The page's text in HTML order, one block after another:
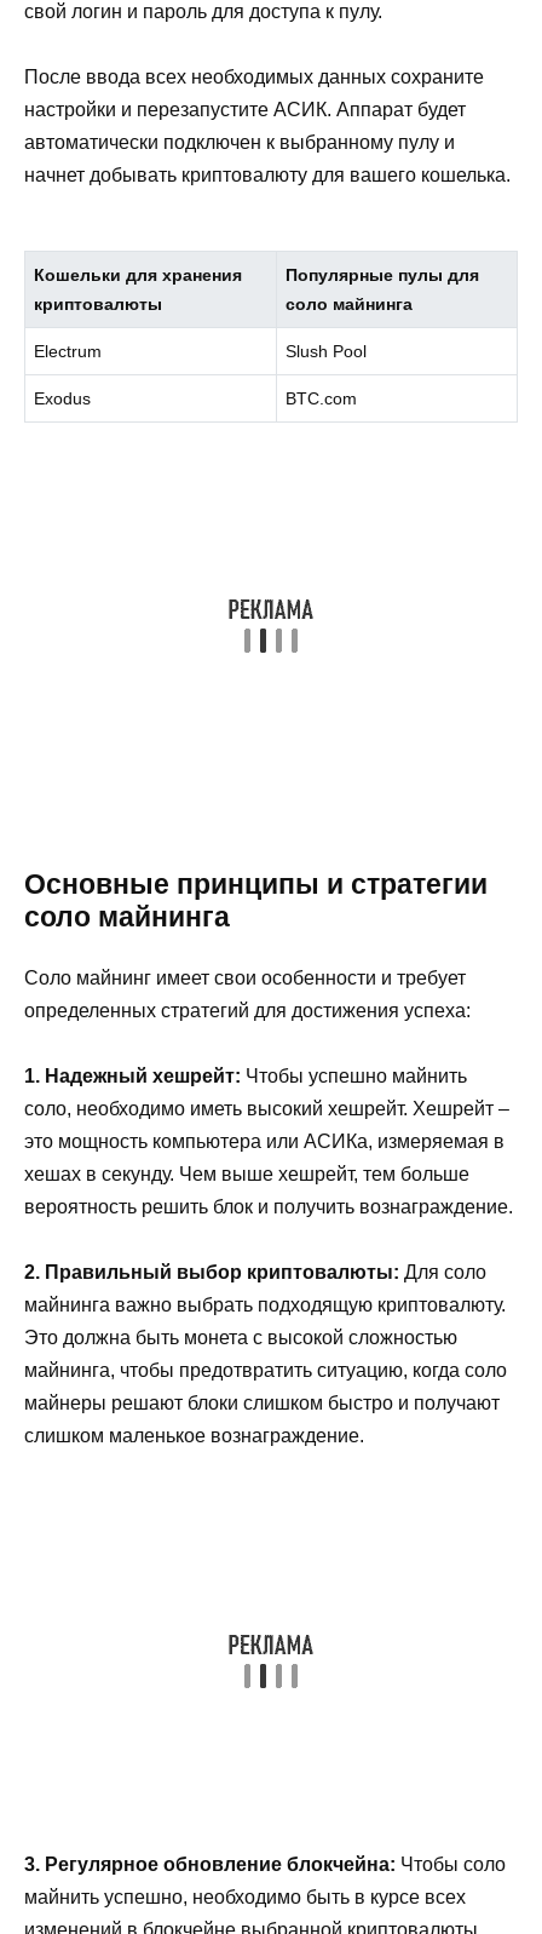
свой логин и пароль для доступа к пулу.
После ввода всех необходимых данных сохраните
настройки и перезапустите АСИК. Аппарат будет
автоматически подключен к выбранному пулу и
начнет добывать криптовалюту для вашего кошелька.
Кошельки для хранения
криптовалюты
Популярные пулы для
соло майнинга
Electrum Slush Pool
Exodus BTC.com
Основные принципы и стратегии
соло майнинга
Соло майнинг имеет свои особенности и требует
определенных стратегий для достижения успеха:
1. Надежный хешрейт: Чтобы успешно майнить
соло, необходимо иметь высокий хешрейт. Хешрейт –
это мощность компьютера или АСИКа, измеряемая в
хешах в секунду. Чем выше хешрейт, тем больше
вероятность решить блок и получить вознаграждение.
2. Правильный выбор криптовалюты: Для соло
майнинга важно выбрать подходящую криптовалюту.
Это должна быть монета с высокой сложностью
майнинга, чтобы предотвратить ситуацию, когда соло
майнеры решают блоки слишком быстро и получают
слишком маленькое вознаграждение.
3. Регулярное обновление блокчейна: Чтобы соло
майнить успешно, необходимо быть в курсе всех